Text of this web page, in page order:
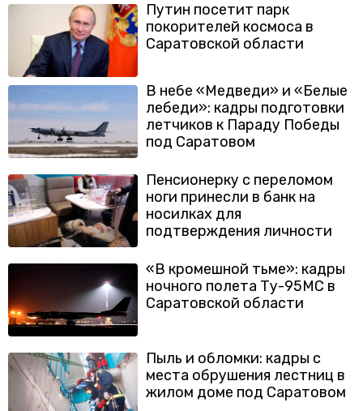
Путин посетит парк
покорителей космоса в
Саратовской области
В небе «Медведи» и «Белые
лебеди»: кадры подготовки
летчиков к Параду Победы
под Саратовом
Пенсионерку с переломом
ноги принесли в банк на
носилках для
подтверждения личности
«В кромешной тьме»: кадры
ночного полета Ту-95МС в
Саратовской области
Пыль и обломки: кадры с
места обрушения лестниц в
жилом доме под Саратовом